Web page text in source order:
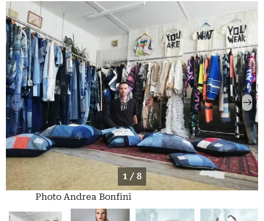
1 / 8
Photo Andrea Bonfini